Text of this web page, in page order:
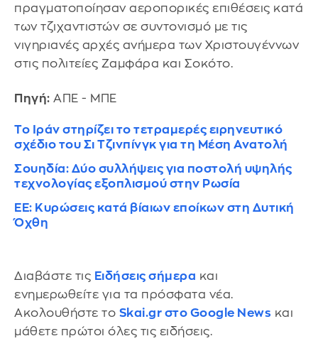
πραγματοποίησαν αεροπορικές επιθέσεις κατά
των τζιχαντιστών σε συντονισμό με τις
νιγηριανές αρχές ανήμερα των Χριστουγέννων
στις πολιτείες Ζαμφάρα και Σοκότο.
Πηγή: ΑΠΕ - ΜΠΕ
Το Ιράν στηρίζει το τετραμερές ειρηνευτικό
σχέδιο του Σι Τζινπίνγκ για τη Μέση Ανατολή
Σουηδία: Δύο συλλήψεις για ποστολή υψηλής
τεχνολογίας εξοπλισμού στην Ρωσία
ΕΕ: Κυρώσεις κατά βίαιων εποίκων στη Δυτική
Όχθη
Διαβάστε τις Ειδήσεις σήμερα και
ενημερωθείτε για τα πρόσφατα νέα.
Ακολουθήστε το Skai.gr στο Google News και
μάθετε πρώτοι όλες τις ειδήσεις.